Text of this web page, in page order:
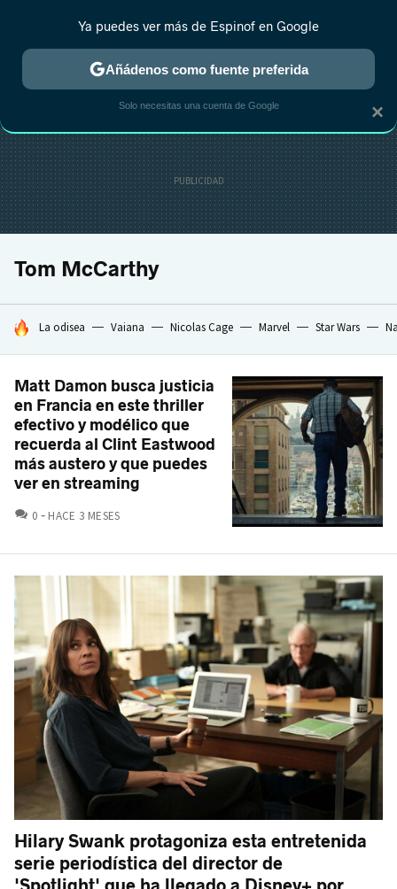
ESTRENOS REALITY ANIME RANKINGS CINE
Tom McCarthy
HOY SE HABLA DE
La odisea Vaiana Nicolas Cage Marvel Star Wars
Matt Damon busca justicia
en Francia en este thriller
efectivo y modélico que
recuerda al Clint Eastwood
más austero y que puedes
ver en streaming
0 COMENTARIOS
HACE 3 MESES
Hilary Swank protagoniza esta entretenida
serie periodística del director de
×
Ya puedes ver más de Espinof en Google
Añádenos como fuente preferida
Solo necesitas una cuenta de Google